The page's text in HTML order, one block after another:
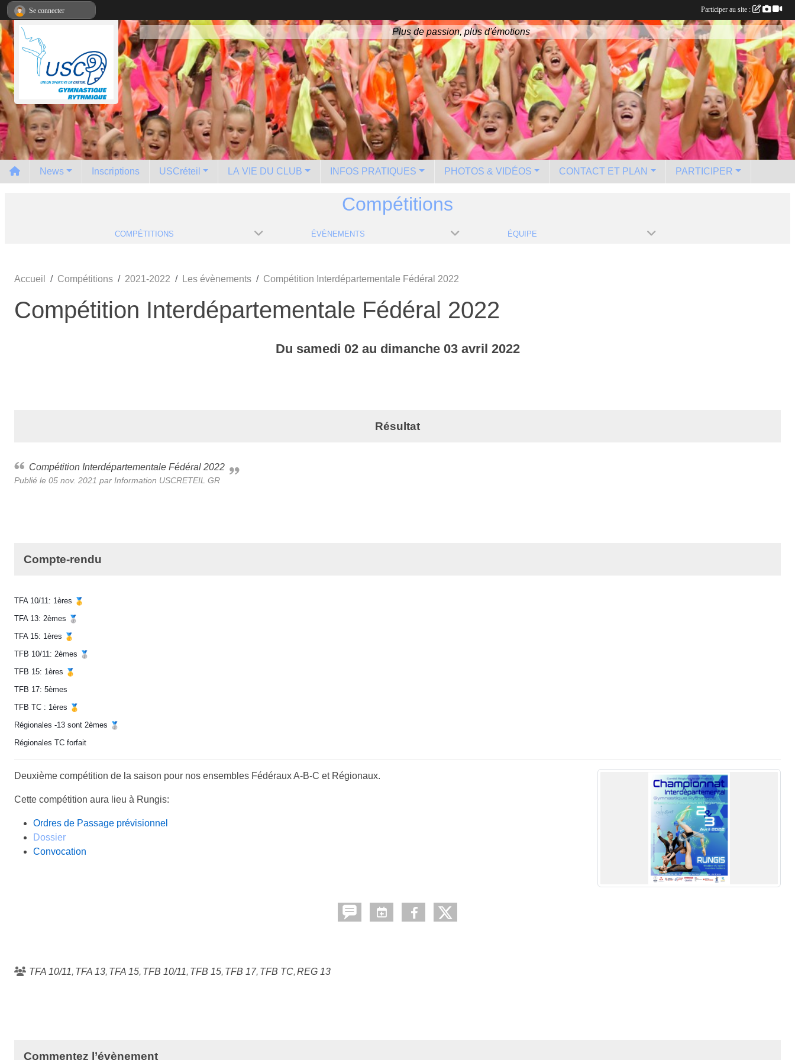
Plus de passion, plus d'émotions
News Inscriptions USCréteil LA VIE DU CLUB INFOS PRATIQUES PHOTOS & VIDÉOS CONTACT ET PLAN PARTICIPER
Compétitions
COMPÉTITIONS ÉVÈNEMENTS ÉQUIPE
Accueil Compétitions 2021-2022 Les évènements Compétition Interdépartementale Fédéral 2022
Compétition Interdépartementale Fédéral 2022
Du samedi 02au dimanche 03 avril 2022
Résultat
Compétition Interdépartementale Fédéral 2022
Publié le 05 nov. 2021 par Information USCRETEIL GR
Compte-rendu
TFA 10/11: 1ères
TFA 13: 2èmes
TFA 15: 1ères
TFB 10/11: 2èmes
TFB 15: 1ères
TFB 17: 5èmes
TFB TC : 1ères
Régionales -13 sont 2èmes
Régionales TC forfait
Deuxième compétition de la saison pour nos ensembles Fédéraux A-B-C et Régionaux.
Cette compétition aura lieu à Rungis:
Ordres de Passage prévisionnel
Dossier
Convocation
TFA 10/11 TFA 13 TFA 15 TFB 10/11 TFB 15 TFB 17 TFB TC REG 13
Commentez l’évènement
Se connecter Participer au site :
Panneau de gestion des cookies